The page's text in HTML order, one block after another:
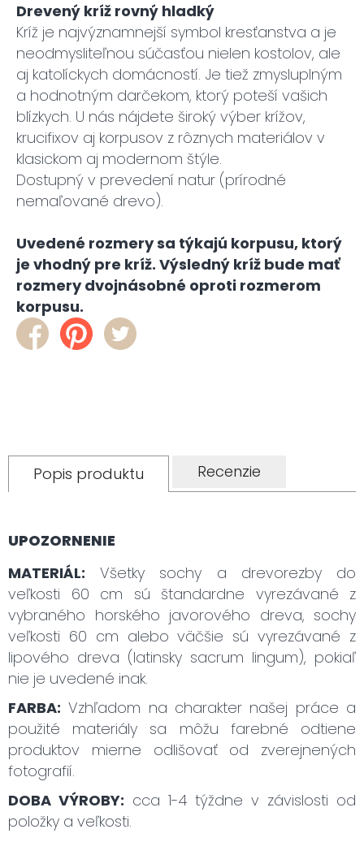
Drevený kríž rovný hladký
Kríž je najvýznamnejší symbol kresťanstva a je
neodmysliteľnou súčasťou nielen kostolov, ale
aj katolíckych domácností. Je tiež zmysluplným
a hodnotným darčekom, ktorý poteší vašich
blízkych. U nás nájdete široký výber krížov,
krucifixov aj korpusov z rôznych materiálov v
klasickom aj modernom štýle.
Dostupný v prevedení natur (prírodné
nemaľované drevo).
Uvedené rozmery sa týkajú korpusu, ktorý
je vhodný pre kríž. Výsledný kríž bude mať
rozmery dvojnásobné oproti rozmerom
korpusu.
Popis produktu Recenzie
UPOZORNENIE
MATERIÁL: Všetky sochy a drevorezby do
veľkosti 60 cm sú štandardne vyrezávané z
vybraného horského javorového dreva, sochy
veľkosti 60 cm alebo väčšie sú vyrezávané z
lipového dreva (latinsky sacrum lingum), pokiaľ
nie je uvedené inak.
FARBA: Vzhľadom na charakter našej práce a
použité materiály sa môžu farebné odtiene
produktov mierne odlišovať od zverejnených
fotografií.
DOBA VÝROBY: cca 1-4 týždne v závislosti od
položky a veľkosti.